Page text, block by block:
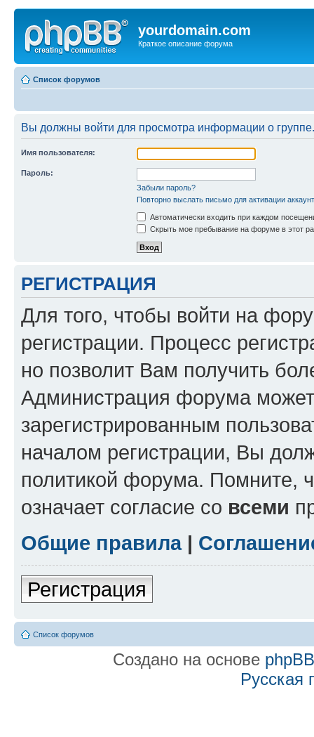
yourdomain.com
Краткое описание форума
Список форумов
Вы должны войти для просмотра информации о группе.
Имя пользователя:
Пароль:
Забыли пароль?
Повторно выслать письмо для активации
Автоматически входить при каждом
Скрыть мое пребывание на форуме в этот
РЕГИСТРАЦИЯ
Для того, чтобы войти на
регистрации. Процесс
но позволит Вам получить
Администрация форума может
зарегистрированным
началом регистрации, Вы
политикой форума. Помните,
означает согласие со всеми
Общие правила|
Регистрация
Список форумов
Создано на основе phpBB
Русская